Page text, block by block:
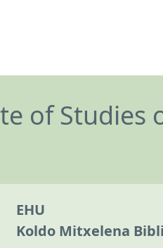
of Studies
EHU
Koldo Mitxelena